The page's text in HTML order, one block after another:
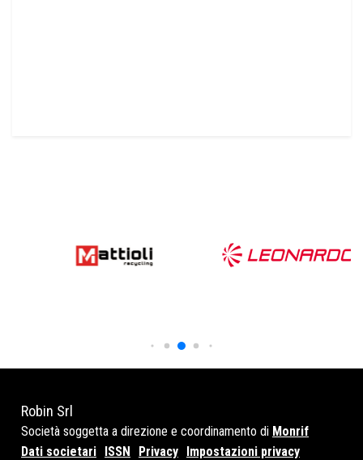
Robin Srl
Società soggetta a direzione e coordinamento di Monrif
Dati societari
ISSN Privacy Impostazioni privacy